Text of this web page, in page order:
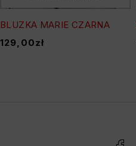
BLUZKA MARIE CZARNA
129,00zł